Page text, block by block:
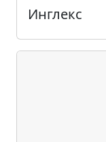
Инглекс